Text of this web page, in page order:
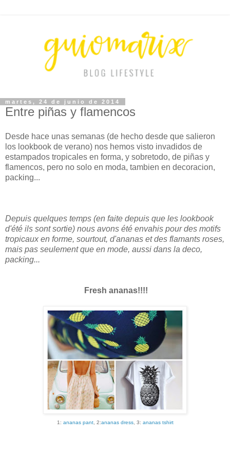
martes, 24 de junio de 2014
Entre piñas y flamencos
Desde hace unas semanas (de hecho desde que salieron
los lookbook de verano) nos hemos visto invadidos de
estampados tropicales en forma, y sobretodo, de piñas y
flamencos, pero no solo en moda, tambien en decoracion,
packing...
Depuis quelques temps (en faite depuis que les lookbook
d'été ils sont sortie) nous avons été envahis pour des motifs
tropicaux en forme, sourtout, d'ananas et des flamants roses,
mais pas seulement que en mode, aussi dans la deco,
packing...
Fresh ananas!!!!
1: ananas pant, 2:ananas dress, 3: ananas tshirt